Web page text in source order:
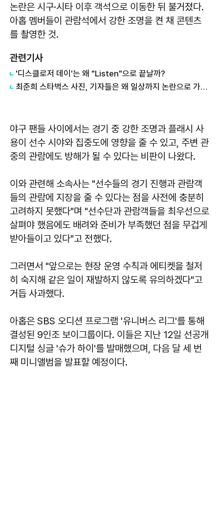
논란은 시구·시타 이후 객석으로 이동한 뒤 불거졌다.
아홉 멤버들이 관람석에서 강한 조명을 켠 채 콘텐츠
를 촬영한 것.
관련기사
'디스클로저 데이'는 왜 "Listen"으로 끝날까?
최준희 스타벅스 사진, 기자들은 왜 일상까지 논란으로 가공할까?
야구 팬들 사이에서는 경기 중 강한 조명과 플래시 사
용이 선수 시야와 집중도에 영향을 줄 수 있고, 주변 관
중의 관람에도 방해가 될 수 있다는 비판이 나왔다.
이와 관련해 소속사는 "선수들의 경기 진행과 관람객
들의 관람에 지장을 줄 수 있다는 점을 사전에 충분히
고려하지 못했다"며 "선수단과 관람객들을 최우선으로
살펴야 했음에도 배려와 준비가 부족했던 점을 무겁게
받아들이고 있다"고 전했다.
그러면서 "앞으로는 현장 운영 수칙과 에티켓을 철저
히 숙지해 같은 일이 재발하지 않도록 유의하겠다"고
거듭 사과했다.
아홉은 SBS 오디션 프로그램 '유니버스 리그'를 통해
결성된 9인조 보이그룹이다. 이들은 지난 12일 선공개
디지털 싱글 '슈가 하이'를 발매했으며, 다음 달 세 번
째 미니앨범을 발표할 예정이다.